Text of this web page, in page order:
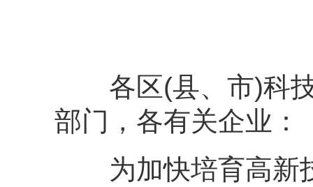
各区(县、市)科技
部门，各有关企业：
为加快培育高新技